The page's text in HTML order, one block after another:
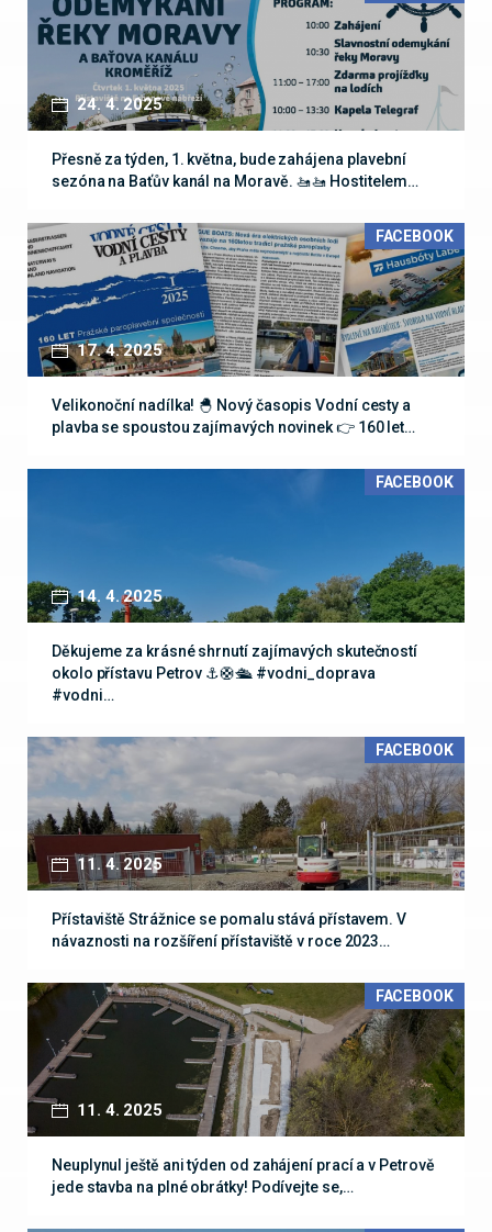
24. 4. 2025
Přesně za týden, 1. května, bude zahájena plavební
sezóna na Baťův kanál na Moravě. 🚤🚤 Hostitelem…
17. 4. 2025
FACEBOOK
Velikonoční nadílka! 🐣 Nový časopis Vodní cesty a
plavba se spoustou zajímavých novinek 👉 160 let…
14. 4. 2025
FACEBOOK
Děkujeme za krásné shrnutí zajímavých skutečností
okolo přístavu Petrov ⚓🛟🛳️ #vodni_doprava
#vodni…
11. 4. 2025
FACEBOOK
Přístaviště Strážnice se pomalu stává přístavem. V
návaznosti na rozšíření přístaviště v roce 2023…
11. 4. 2025
FACEBOOK
Neuplynul ještě ani týden od zahájení prací a v Petrově
jede stavba na plné obrátky! Podívejte se,…